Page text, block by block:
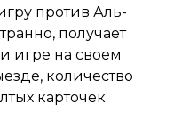
против Аль-
получает
игре на своем
количество
карточек